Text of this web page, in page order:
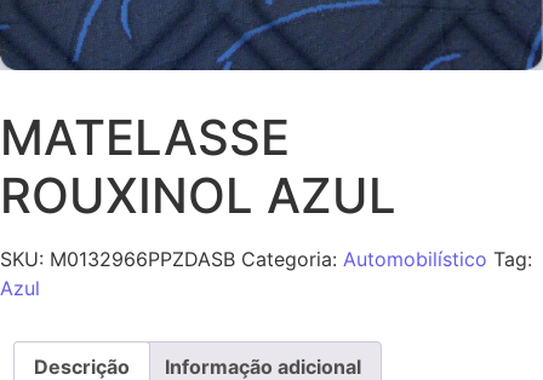
MATELASSE
ROUXINOL AZUL
SKU: M0132966PPZDASB Categoria: Automobilístico Tag:
Azul
Descrição Informação adicional